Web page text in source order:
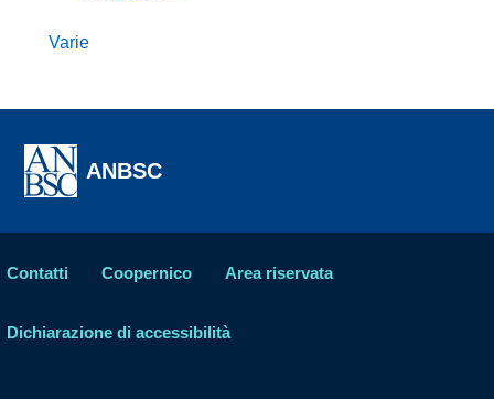
Varie
ANBSC
Contatti Coopernico Area riservata
Dichiarazione di accessibilità